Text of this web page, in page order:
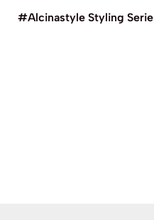
#Alcinastyle Styling Serie